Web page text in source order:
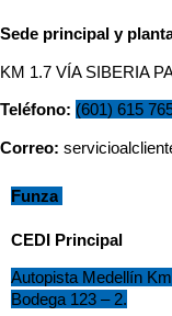
Sede principal y
KM 1.7 VÍA SIBERIA
Teléfono: (601) 615
Correo:
Funza
CEDI Principal
Autopista Medellín
Bodega 123 – 2.